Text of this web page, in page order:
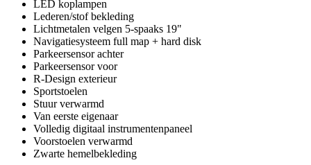
LED koplampen
Lederen/stof bekleding
Lichtmetalen velgen 5-spaaks 19"
Navigatiesysteem full map + hard disk
Parkeersensor achter
Parkeersensor voor
R-Design exterieur
Sportstoelen
Stuur verwarmd
Van eerste eigenaar
Volledig digitaal instrumentenpaneel
Voorstoelen verwarmd
Zwarte hemelbekleding